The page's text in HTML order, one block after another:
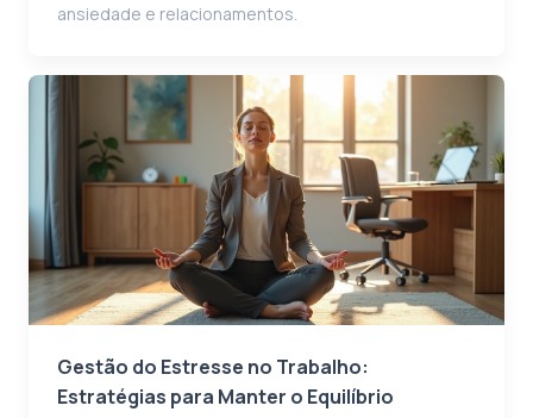
ansiedade e relacionamentos.
Gestão do Estresse no Trabalho:
Estratégias para Manter o Equilíbrio